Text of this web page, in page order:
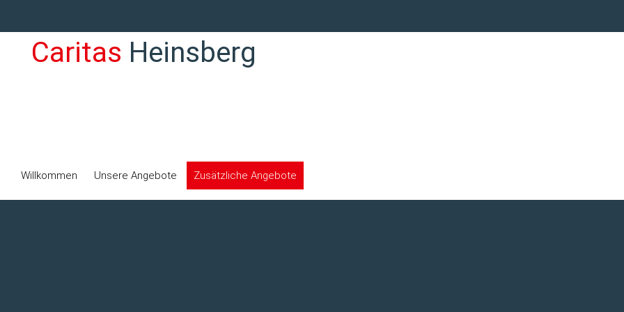
Caritas Heinsberg
Willkommen Unsere Angebote Zusätzliche Angebote
St. Josef Übach gGmbH